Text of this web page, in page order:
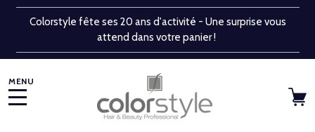
Colorstyle fête ses 20 ans d'activité - Une surprise vous
attend dans votre panier !